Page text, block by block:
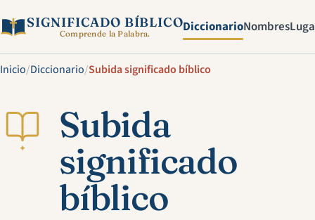
SIGNIFICADO BÍBLICO
Comprende la Palabra. DiccionarioNombres
Inicio/Diccionario/Subida significado bíblico
✦
Subida
significado
bíblico